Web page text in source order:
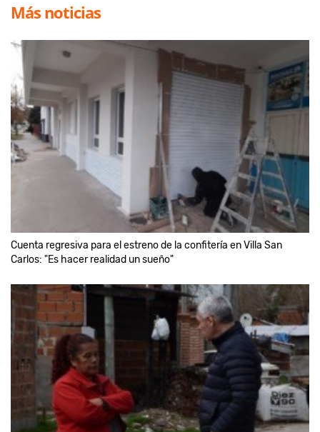
Más noticias
Cuenta regresiva para el estreno de la confitería en Villa San
Carlos: "Es hacer realidad un sueño"